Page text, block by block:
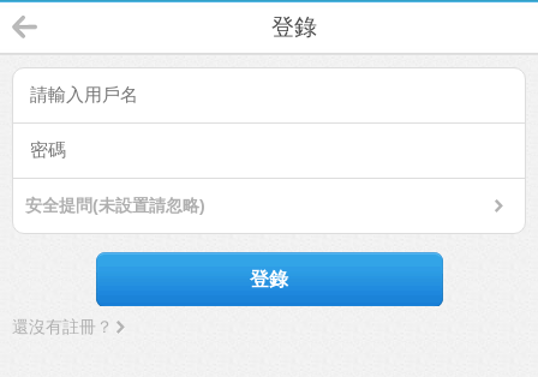
登錄
安全提問(未設置請忽略)
登錄
還沒有註冊？